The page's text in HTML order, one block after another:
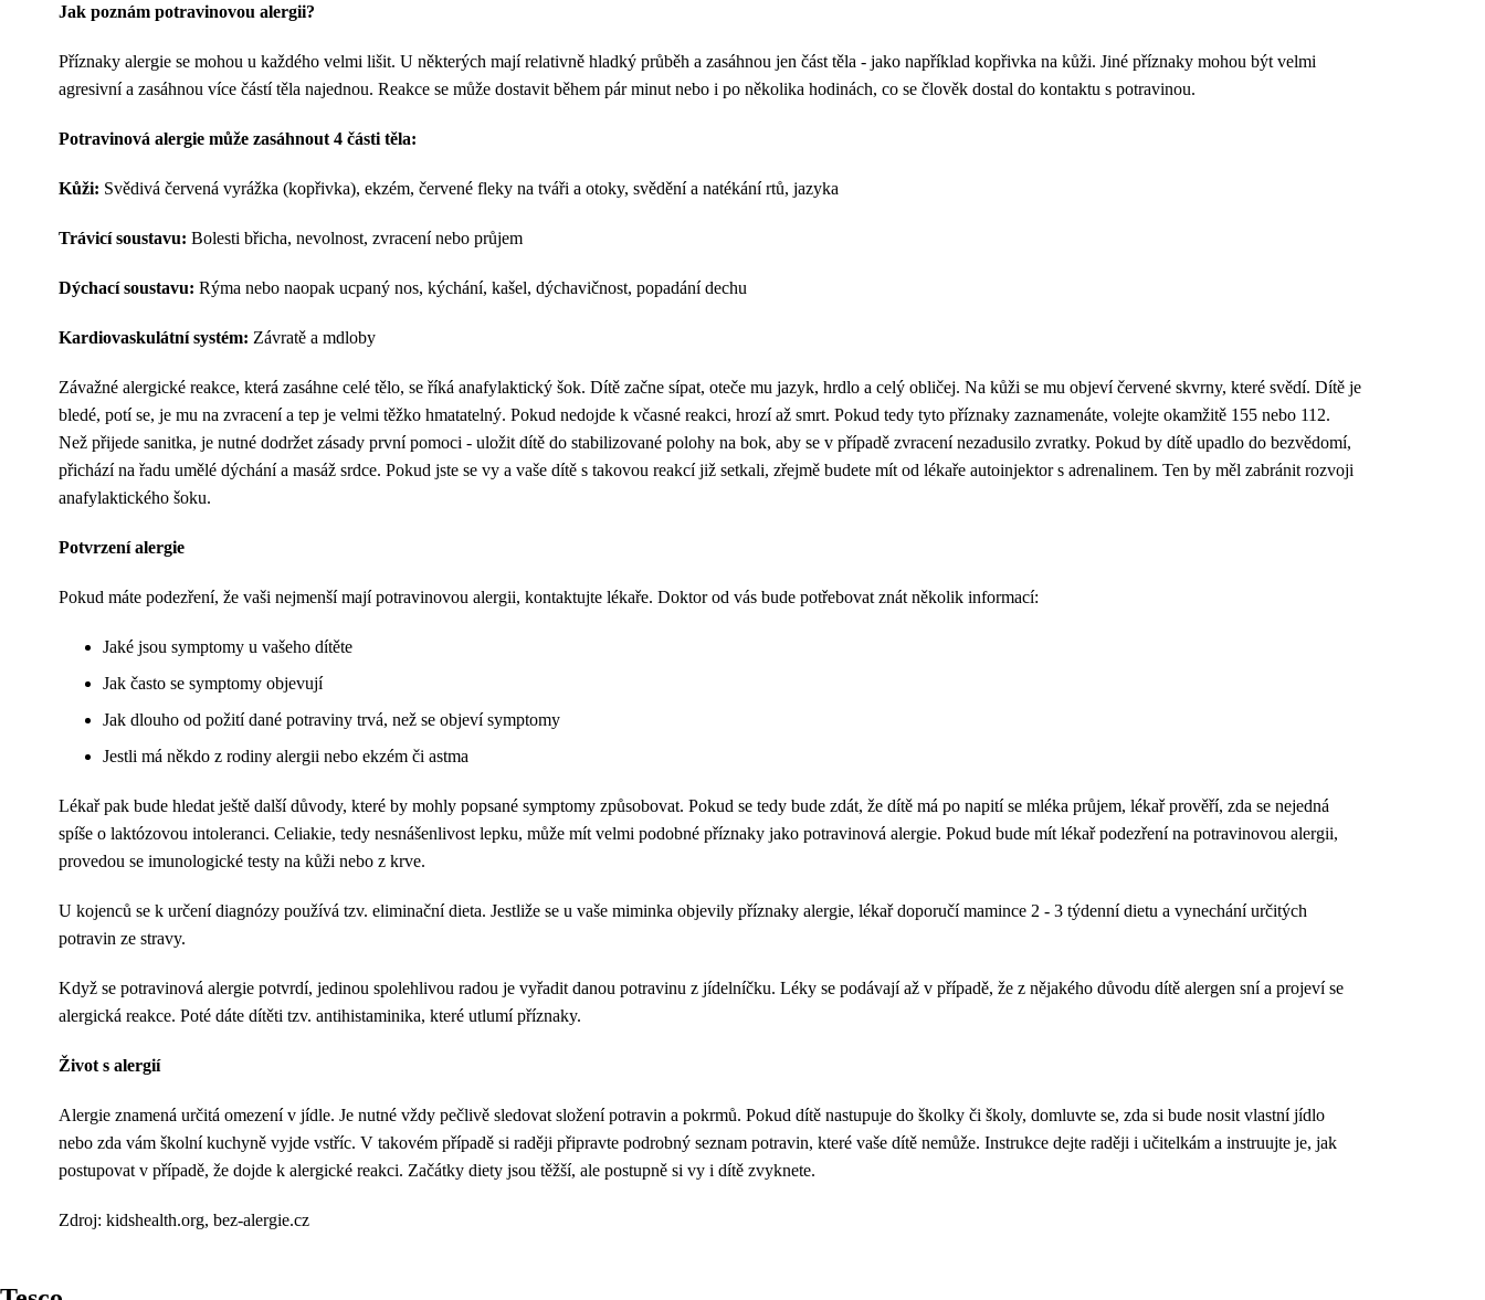
Jak poznám potravinovou alergii?
Příznaky alergie se mohou u každého velmi lišit. U některých mají relativně hladký průběh a zasáhnou jen část těla - jako například kopřivka na kůži. Jiné příznaky mohou být velmi
agresivní a zasáhnou více částí těla najednou. Reakce se může dostavit během pár minut nebo i po několika hodinách, co se člověk dostal do kontaktu s potravinou.
Potravinová alergie může zasáhnout 4 části těla:
Kůži: Svědivá červená vyrážka (kopřivka), ekzém, červené fleky na tváři a otoky, svědění a natékání rtů, jazyka
Trávicí soustavu: Bolesti břicha, nevolnost, zvracení nebo průjem
Dýchací soustavu: Rýma nebo naopak ucpaný nos, kýchání, kašel, dýchavičnost, popadání dechu
Kardiovaskulátní systém: Závratě a mdloby
Závažné alergické reakce, která zasáhne celé tělo, se říká anafylaktický šok. Dítě začne sípat, oteče mu jazyk, hrdlo a celý obličej. Na kůži se mu objeví červené skvrny, které svědí. Dítě je
bledé, potí se, je mu na zvracení a tep je velmi těžko hmatatelný. Pokud nedojde k včasné reakci, hrozí až smrt. Pokud tedy tyto příznaky zaznamenáte, volejte okamžitě 155 nebo 112.
Než přijede sanitka, je nutné dodržet zásady první pomoci - uložit dítě do stabilizované polohy na bok, aby se v případě zvracení nezadusilo zvratky. Pokud by dítě upadlo do bezvědomí,
přichází na řadu umělé dýchání a masáž srdce. Pokud jste se vy a vaše dítě s takovou reakcí již setkali, zřejmě budete mít od lékaře autoinjektor s adrenalinem. Ten by měl zabránit rozvoji
anafylaktického šoku.
Potvrzení alergie
Pokud máte podezření, že vaši nejmenší mají potravinovou alergii, kontaktujte lékaře. Doktor od vás bude potřebovat znát několik informací:
Jaké jsou symptomy u vašeho dítěte
Jak často se symptomy objevují
Jak dlouho od požití dané potraviny trvá, než se objeví symptomy
Jestli má někdo z rodiny alergii nebo ekzém či astma
Lékař pak bude hledat ještě další důvody, které by mohly popsané symptomy způsobovat. Pokud se tedy bude zdát, že dítě má po napití se mléka průjem, lékař prověří, zda se nejedná
spíše o laktózovou intoleranci. Celiakie, tedy nesnášenlivost lepku, může mít velmi podobné příznaky jako potravinová alergie. Pokud bude mít lékař podezření na potravinovou alergii,
provedou se imunologické testy na kůži nebo z krve.
U kojenců se k určení diagnózy používá tzv. eliminační dieta. Jestliže se u vaše miminka objevily příznaky alergie, lékař doporučí mamince 2 - 3 týdenní dietu a vynechání určitých
potravin ze stravy.
Když se potravinová alergie potvrdí, jedinou spolehlivou radou je vyřadit danou potravinu z jídelníčku. Léky se podávají až v případě, že z nějakého důvodu dítě alergen sní a projeví se
alergická reakce. Poté dáte dítěti tzv. antihistaminika, které utlumí příznaky.
Život s alergií
Alergie znamená určitá omezení v jídle. Je nutné vždy pečlivě sledovat složení potravin a pokrmů. Pokud dítě nastupuje do školky či školy, domluvte se, zda si bude nosit vlastní jídlo
nebo zda vám školní kuchyně vyjde vstříc. V takovém případě si raději připravte podrobný seznam potravin, které vaše dítě nemůže. Instrukce dejte raději i učitelkám a instruujte je, jak
postupovat v případě, že dojde k alergické reakci. Začátky diety jsou těžší, ale postupně si vy i dítě zvyknete.
Zdroj: kidshealth.org, bez-alergie.cz